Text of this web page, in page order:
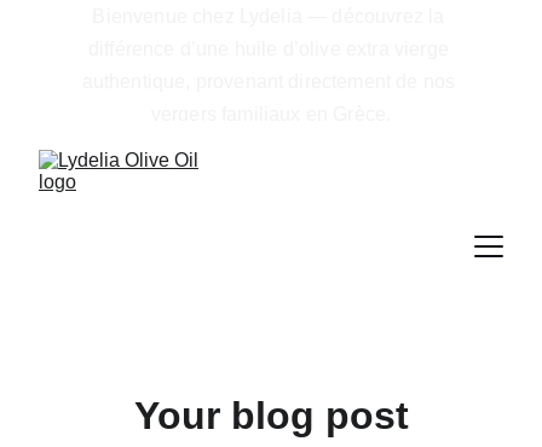
Your blog post